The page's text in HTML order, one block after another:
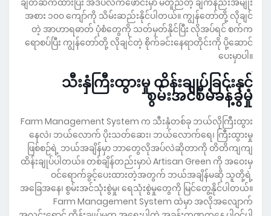
ချိတ်ဆက်ထားပြီး အဲဒီပလက်ဖောင်းမှာ မတူညီတဲ့ ချက်နည်းအမျိုး
အစား ၁၀၀ ကျော်ကို သိမ်းဆည်းနိုင်ပါတယ်။ ကျွန်တော်တို့ လိုချင်
တဲ့ အာဟာရဓာတ် ပုံစံတွေကို သတ်မှတ်နိုင်ပြီး လိုအပ်ရင် စက်က
ရောစပ်ပြီး ကျွန်တော်တို့ လိုချင်တဲ့ စိုက်ခင်းနေရာတိုင်းကို ပို့ဆောင်
ပေးမှာပါ။
.
သီးနှံကြီးထွားမှု ထိန်းချုပ်ခြင်းနှင့်
စွမ်းအင်စီမံခန့်ခွဲမှု
Farm Management System က သီးနှံတစ်ခု ဘယ်လိုကြီးထွား
နေလဲ၊ ဘယ်လောက် ပိုးသတ်ဆေး၊ ဘယ်လောက်ရေ၊ ကြီးထွားမှု
ဖြစ်စဉ်ရဲ့ ဘယ်အချိန်မှာ ဘာတွေလိုအပ်လဲဆိုတာကို တိတိကျကျ
ထိန်းချုပ်ပါတယ်။ တစ်ချိန်တည်းမှာပဲ Artisan Green ကို အဝေးမှ
ဝင်ရောက်ခွင့်ပေးထားတဲ့အတွက် ဘယ်အချိန်မဆို သူတို့ရဲ့
အခြေအနေ၊ စွမ်းအင်သုံးစွဲမှု၊ ရေသုံးစွဲမှုတွေကို မြင်တွေ့နိုင်ပါတယ်။
Farm Management System ထဲမှာ အလိုအလျောက်